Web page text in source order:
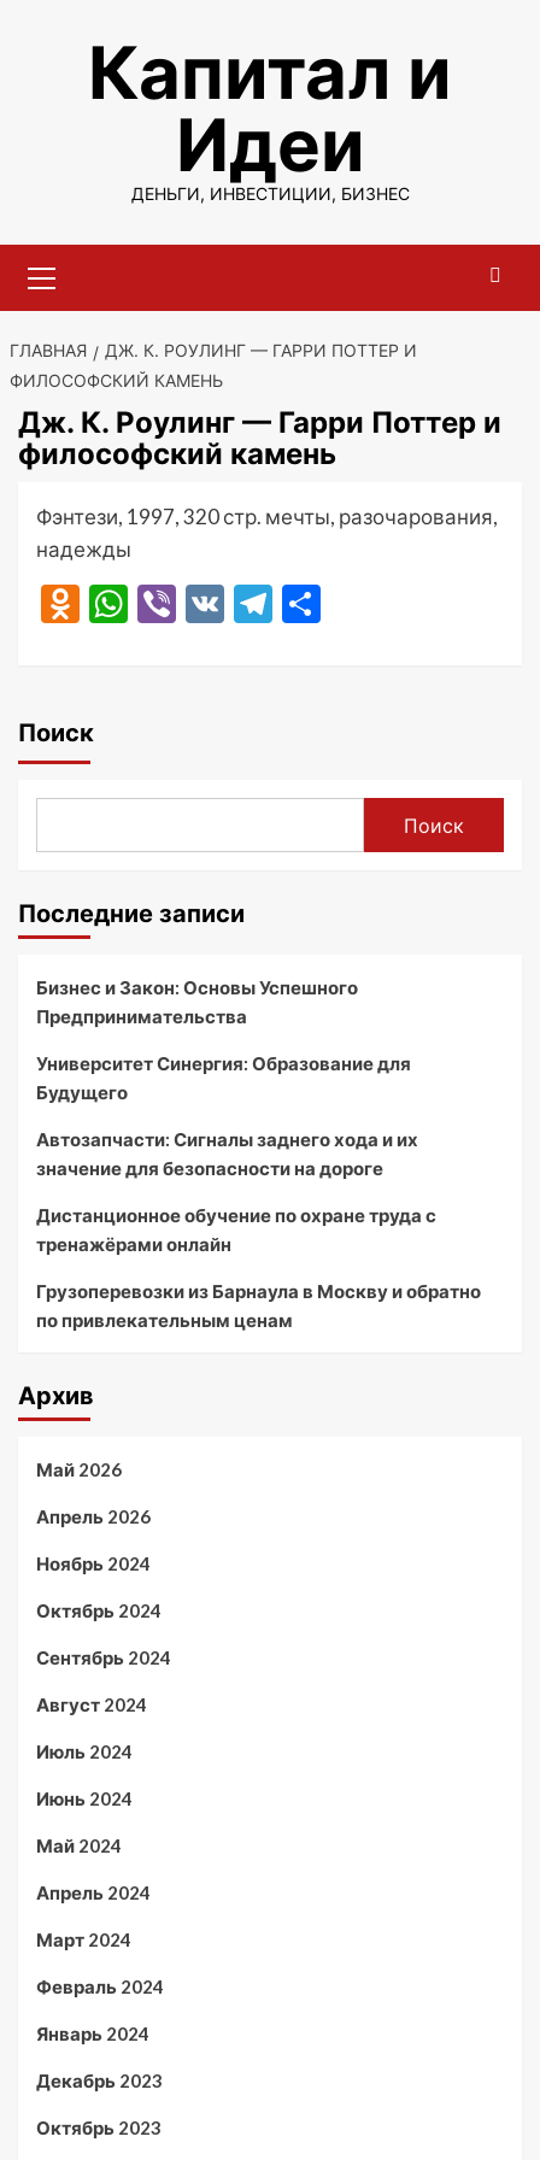
содержимомуКапитал и
Идеи
ДЕНЬГИ, ИНВЕСТИЦИИ, БИЗНЕС
меню
ГЛАВНАЯ
ДЖ. К. РОУЛИНГ — ГАРРИ ПОТТЕР И
ФИЛОСОФСКИЙ КАМЕНЬ
Дж. К. Роулинг — Гарри Поттер и
философский камень
Фэнтези, 1997, 320 стр. мечты, разочарования,
надежды
Odnoklassniki
WhatsApp
Viber
VK Telegram
Поиск
Поиск
Последние записи
Бизнес и Закон: Основы Успешного
Предпринимательства
Университет Синергия: Образование для
Будущего
Автозапчасти: Сигналы заднего хода и их
значение для безопасности на дороге
Дистанционное обучение по охране труда с
тренажёрами онлайн
Грузоперевозки из Барнаула в Москву и обратно
по привлекательным ценам
Архив
Май 2026
Апрель 2026
Ноябрь 2024
Октябрь 2024
Сентябрь 2024
Август 2024
Июль 2024
Июнь 2024
Май 2024
Апрель 2024
Март 2024
Февраль 2024
Январь 2024
Декабрь 2023
Октябрь 2023